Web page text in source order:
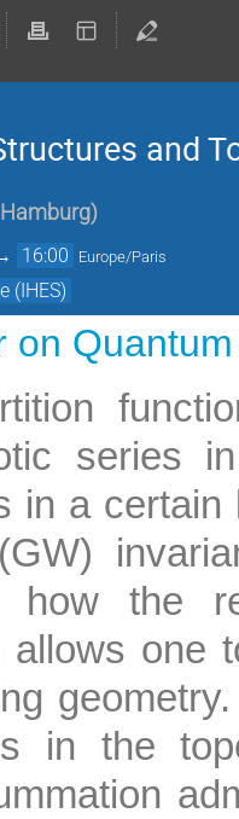
and
)
16:00 Europe/Paris
(IHES)
on
series
in a
how the
allows one
in the